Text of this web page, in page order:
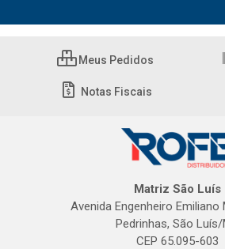
Meus Pedidos
Notas Fiscais
Matriz São Luís
Avenida Engenheiro Emiliano
Pedrinhas, São Luís/
CEP 65.095-603